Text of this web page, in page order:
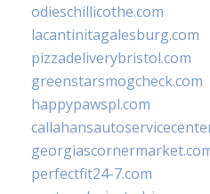
odieschillicothe.com
lacantinitagalesburg.com
pizzadeliverybristol.com
greenstarsmogcheck.com
happypawspl.com
perfectfit24-7.com